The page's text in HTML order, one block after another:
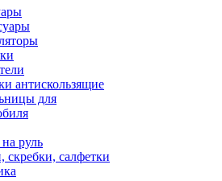
антискользящие
для
руль
скребки, салфетки